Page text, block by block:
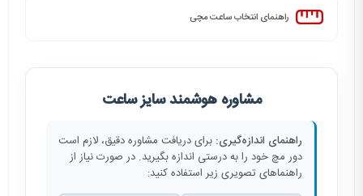
راهنمای انتخاب ساعت مچی
مشاوره هوشمند سایز ساعت
راهنمای اندازه‌گیری: برای دریافت مشاوره دقیق، لازم است
دور مچ خود را به درستی اندازه بگیرید. در صورت نیاز از
راهنماهای تصویری زیر استفاده کنید: